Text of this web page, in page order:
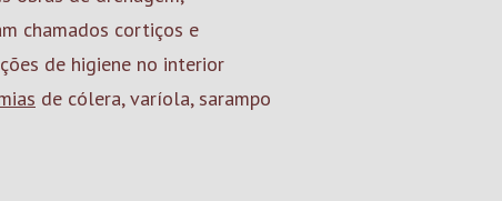
chamados cortiços e
de higiene no interior
de cólera, varíola, sarampo